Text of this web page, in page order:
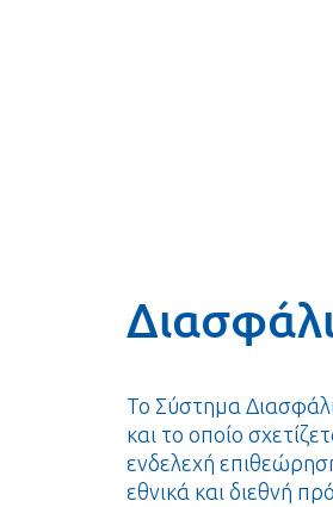
Το Σύστημα
και το οποίο
ενδελεχή
εθνικά και διεθνή